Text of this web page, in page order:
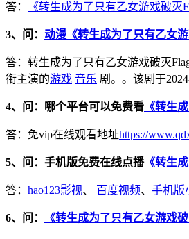
答： 《转生成为了只有乙女游戏破灭
3、问： 动漫《转生成为了只有乙女
答：转生成为了只有乙女游戏破灭
衔主演的游戏 音乐 剧。。该剧于
4、问：哪个平台可以免费看 《转生
答：免vip在线观看地址https://
5、问：手机版免费在线点播《转生
答： hao123影视、 百度视频、 手机版
6、问： 《转生成为了只有乙女游戏